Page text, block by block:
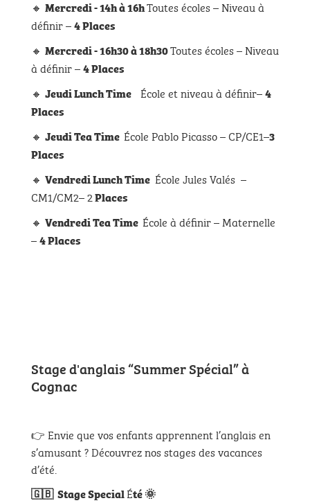
🔸 Mercredi - 14h à 16hToutes écoles – Niveau à
définir –4 Places
🔸 Mercredi - 16h30 à 18h30Toutes écoles – Niveau
à définir –4 Places
🔸 Jeudi Lunch Time École et niveau à définir–4
Places
🔸 Jeudi Tea Time École Pablo Picasso – CP/CE1–3
Places
🔸 Vendredi Lunch Time École Jules Valés –
CM1/CM2– 2Places
🔸 Vendredi Tea Time École à définir – Maternelle
–4 Places
Stage d'anglais “Summer Spécial” à
Cognac
👉 Envie que vos enfants apprennent l’anglais en
s’amusant ? Découvrez nos stages des vacances
d’été.
🇬🇧 Stage SpecialÉté 🌞